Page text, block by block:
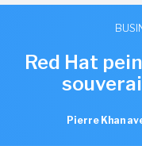
Red Hat
Pierre Khan